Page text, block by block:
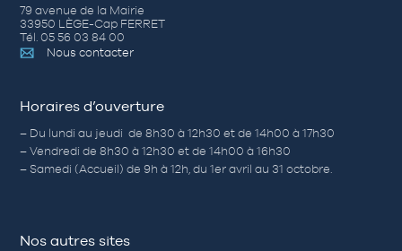
79 avenue de la Mairie
33950 LÈGE-Cap FERRET
Tél. 05 56 03 84 00
Nous contacter
Horaires d’ouverture
– Du lundi au jeudi de 8h30 à 12h30 et de 14h00 à 17h30
– Vendredi de 8h30 à 12h30 et de 14h00 à 16h30
– Samedi (Accueil) de 9h à 12h, du 1er avril au 31 octobre.
Nos autres sites